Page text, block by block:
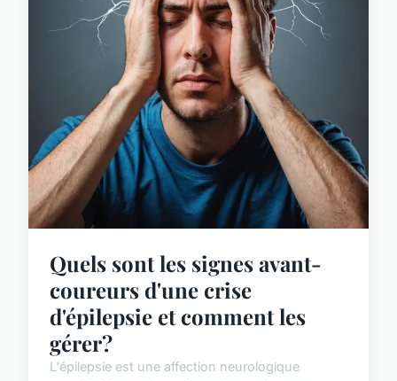
Quels sont les signes avant-
coureurs d'une crise
d'épilepsie et comment les
gérer?
L'épilepsie est une affection neurologique